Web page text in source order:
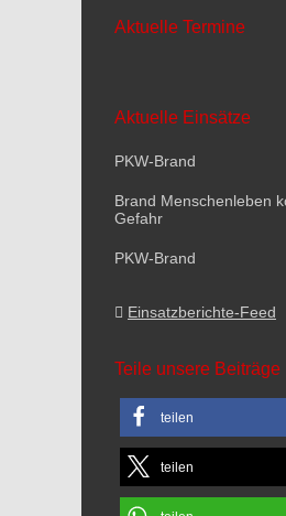
Aktuelle Termine
Aktuelle Einsätze
PKW-Brand
Brand Menschenleben
Gefahr
PKW-Brand
Einsatzberichte-Feed
Teile unsere Beiträge
teilen
teilen